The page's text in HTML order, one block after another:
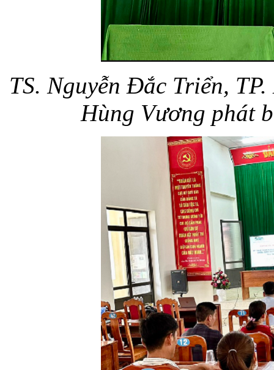
TS. Nguyễn Đắc Triển,
Hùng Vương phát